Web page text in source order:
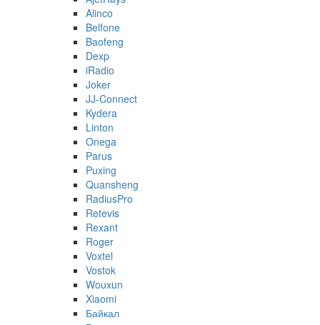
Alinco
Belfone
Baofeng
Dexp
iRadio
Joker
JJ-Connect
Kydera
Linton
Onega
Parus
Puxing
Quansheng
RadiusPro
Retevis
Rexant
Roger
Voxtel
Vostok
Wouxun
Xiaomi
Байкал